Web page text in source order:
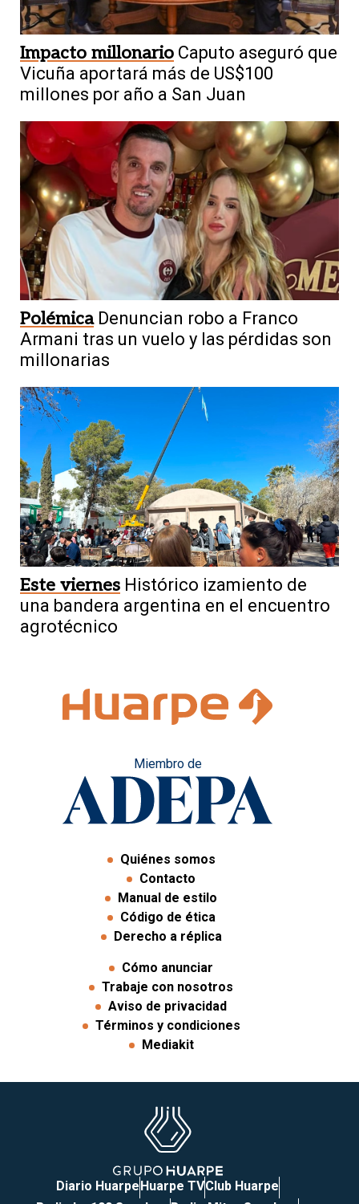
Impacto millonario Caputo aseguró que
Vicuña aportará más de US$100
millones por año a San Juan
Polémica Denuncian robo a Franco
Armani tras un vuelo y las pérdidas son
millonarias
Este viernes Histórico izamiento de
una bandera argentina en el encuentro
agrotécnico
Miembro de
Quiénes somos
Contacto
Manual de estilo
Código de ética
Derecho a réplica
Cómo anunciar
Trabaje con nosotros
Aviso de privacidad
Términos y condiciones
Mediakit
Diario HuarpeHuarpe TVClub Huarpe